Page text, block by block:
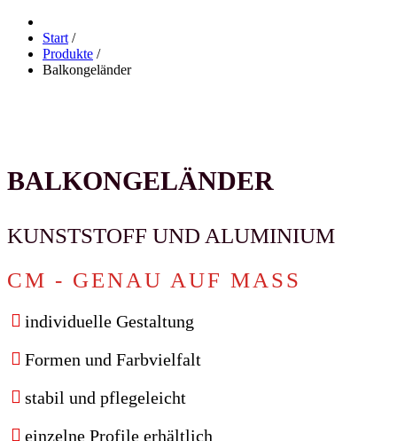
Start /
Produkte /
Balkongeländer
BALKONGELÄNDER
KUNSTSTOFF UND ALUMINIUM
CM - GENAU AUF MASS
individuelle Gestaltung
Formen und Farbvielfalt
stabil und pflegeleicht
einzelne Profile erhältlich